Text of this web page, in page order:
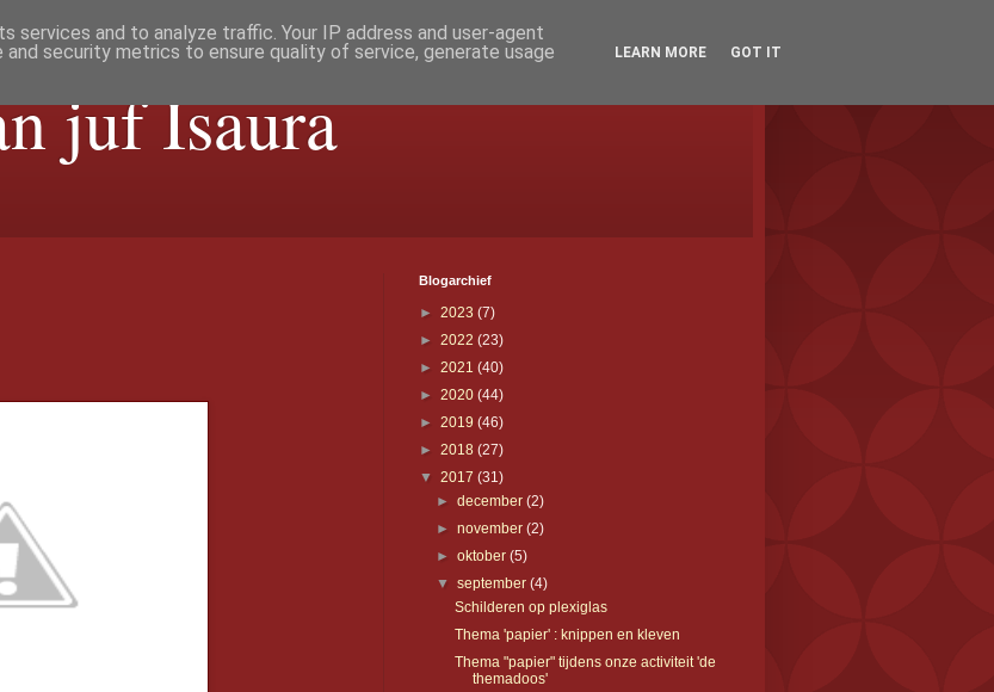
juf Isaura
Blogarchief
► 2023 (7)
► 2022 (23)
► 2021 (40)
► 2020 (44)
► 2019 (46)
► 2018 (27)
▼ 2017 (31)
►december(2)
►november(2)
►oktober(5)
▼september(4)
Schilderen op plexiglas
Thema 'papier' : knippen en kleven
Thema "papier" tijdens onze activiteit 'de
themadoos'
services and to analyze traffic. Your IP address and user-agent
security metrics to ensure quality of service, generate usage
LEARN MORE GOT IT